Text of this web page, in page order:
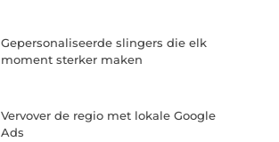
Gepersonaliseerde slingers die elk
moment sterker maken
Vervover de regio met lokale Google
Ads